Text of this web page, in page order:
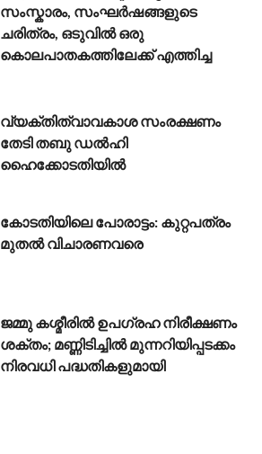
സംസ്കാരം, സംഘർഷങ്ങളുടെ
ചരിത്രം, ഒടുവിൽ ഒരു
കൊലപാതകത്തിലേക്ക് എത്തിച്ച
വ്യക്തിത്വാവകാശ സംരക്ഷണം
തേടി തബു ഡൽഹി
ഹൈക്കോടതിയിൽ
കോടതിയിലെ പോരാട്ടം: കുറ്റപത്രം
മുതൽ വിചാരണവരെ
ജമ്മു കശ്മീരിൽ ഉപഗ്രഹ നിരീക്ഷണം
ശക്തം; മണ്ണിടിച്ചിൽ മുന്നറിയിപ്പടക്കം
നിരവധി പദ്ധതികളുമായി